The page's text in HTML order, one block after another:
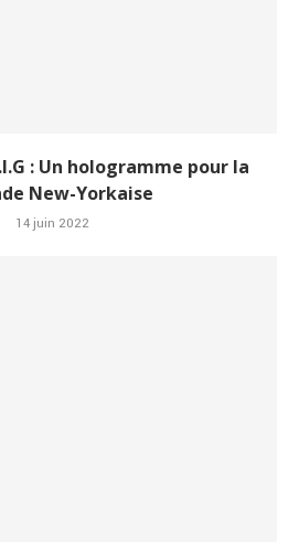
: Un hologramme pour la
New-Yorkaise
14 juin 2022